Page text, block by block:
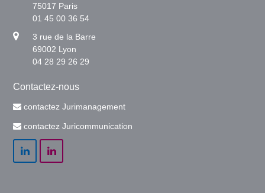
75017 Paris
01 45 00 36 54
3 rue de la Barre
69002 Lyon
04 28 29 26 29
Contactez-nous
contactez Jurimanagement
contactez Juricommunication
LinkedInLinkedIn